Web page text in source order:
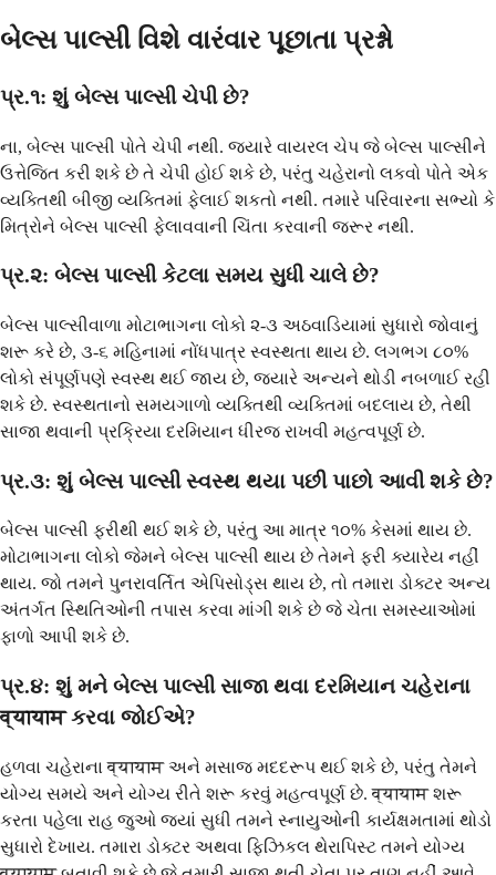
બેલ્સ પાલ્સી વિશે વારંવાર પૂછાતા પ્રશ્નો
પ્ર.૧: શું બેલ્સ પાલ્સી ચેપી છે?
ના, બેલ્સ પાલ્સી પોતે ચેપી નથી. જ્યારે વાયરલ ચેપ જે બેલ્સ પાલ્સીને
ઉત્તેજિત કરી શકે છે તે ચેપી હોઈ શકે છે, પરંતુ ચહેરાનો લકવો પોતે એક
વ્યક્તિથી બીજી વ્યક્તિમાં ફેલાઈ શકતો નથી. તમારે પરિવારના સભ્યો કે
મિત્રોને બેલ્સ પાલ્સી ફેલાવવાની ચિંતા કરવાની જરૂર નથી.
પ્ર.૨: બેલ્સ પાલ્સી કેટલા સમય સુધી ચાલે છે?
બેલ્સ પાલ્સીવાળા મોટાભાગના લોકો ૨-૩ અઠવાડિયામાં સુધારો જોવાનું
શરૂ કરે છે, ૩-૬ મહિનામાં નોંધપાત્ર સ્વસ્થતા થાય છે. લગભગ ૮૦%
લોકો સંપૂર્ણપણે સ્વસ્થ થઈ જાય છે, જ્યારે અન્યને થોડી નબળાઈ રહી
શકે છે. સ્વસ્થતાનો સમયગાળો વ્યક્તિથી વ્યક્તિમાં બદલાય છે, તેથી
સાજા થવાની પ્રક્રિયા દરમિયાન ધીરજ રાખવી મહત્વપૂર્ણ છે.
પ્ર.૩: શું બેલ્સ પાલ્સી સ્વસ્થ થયા પછી પાછો આવી શકે છે?
બેલ્સ પાલ્સી ફરીથી થઈ શકે છે, પરંતુ આ માત્ર ૧૦% કેસમાં થાય છે.
મોટાભાગના લોકો જેમને બેલ્સ પાલ્સી થાય છે તેમને ફરી ક્યારેય નહીં
થાય. જો તમને પુનરાવર્તિત એપિસોડ્સ થાય છે, તો તમારા ડોક્ટર અન્ય
અંતર્ગત સ્થિતિઓની તપાસ કરવા માંગી શકે છે જે ચેતા સમસ્યાઓમાં
ફાળો આપી શકે છે.
પ્ર.૪: શું મને બેલ્સ પાલ્સી સાજા થવા દરમિયાન ચહેરાના
व्यायाम કરવા જોઈએ?
હળવા ચહેરાના व्यायाम અને મસાજ મદદરૂપ થઈ શકે છે, પરંતુ તેમને
યોગ્ય સમયે અને યોગ્ય રીતે શરૂ કરવું મહત્વપૂર્ણ છે. व्यायाम શરૂ
કરતા પહેલા રાહ જુઓ જ્યાં સુધી તમને સ્નાયુઓની કાર્યક્ષમતામાં થોડો
સુધારો દેખાય. તમારા ડોક્ટર અથવા ફિઝિકલ થેરાપિસ્ટ તમને યોગ્ય